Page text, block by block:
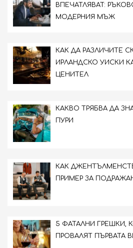
ВПЕЧАТЛЯВАТ:
МОДЕРНИЯ МЪЖ
КАК ДА РАЗЛИЧИТЕ
ИРЛАНДСКО УИСКИ
ЦЕНИТЕЛ
КАКВО ТРЯБВА ДА
ПУРИ
КАК
ПРИМЕР ЗА
5 ФАТАЛНИ ГРЕШКИ,
ПРОВАЛЯТ ПЪРВАТА